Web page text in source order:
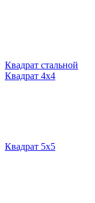
Квадрат стальной
Квадрат 4х4
Квадрат 5х5